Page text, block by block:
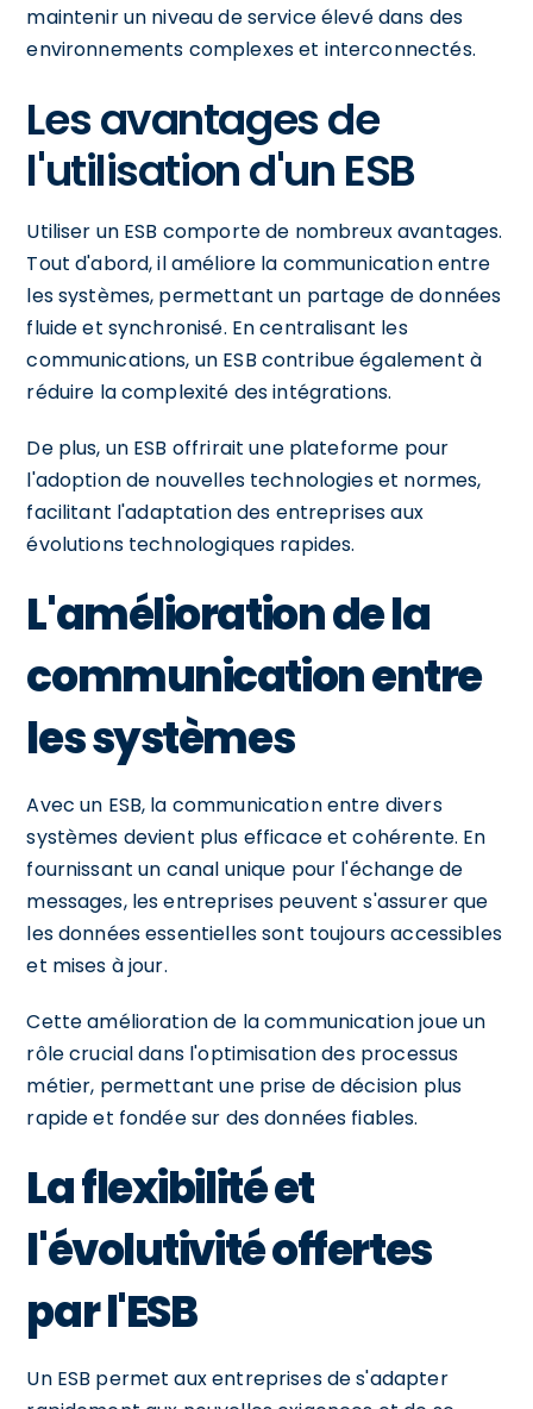
maintenir un niveau de service élevé dans des
environnements complexes et interconnectés.
Les avantages de
l'utilisation d'un ESB
Utiliser un ESB comporte de nombreux avantages.
Tout d'abord, il améliore la communication entre
les systèmes, permettant un partage de données
fluide et synchronisé. En centralisant les
communications, un ESB contribue également à
réduire la complexité des intégrations.
De plus, un ESB offrirait une plateforme pour
l'adoption de nouvelles technologies et normes,
facilitant l'adaptation des entreprises aux
évolutions technologiques rapides.
L'amélioration de la
communication entre
les systèmes
Avec un ESB, la communication entre divers
systèmes devient plus efficace et cohérente. En
fournissant un canal unique pour l'échange de
messages, les entreprises peuvent s'assurer que
les données essentielles sont toujours accessibles
et mises à jour.
Cette amélioration de la communication joue un
rôle crucial dans l'optimisation des processus
métier, permettant une prise de décision plus
rapide et fondée sur des données fiables.
La flexibilité et
l'évolutivité offertes
par l'ESB
Un ESB permet aux entreprises de s'adapter